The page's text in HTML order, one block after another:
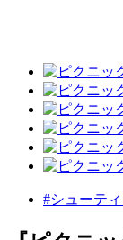
#シューテ